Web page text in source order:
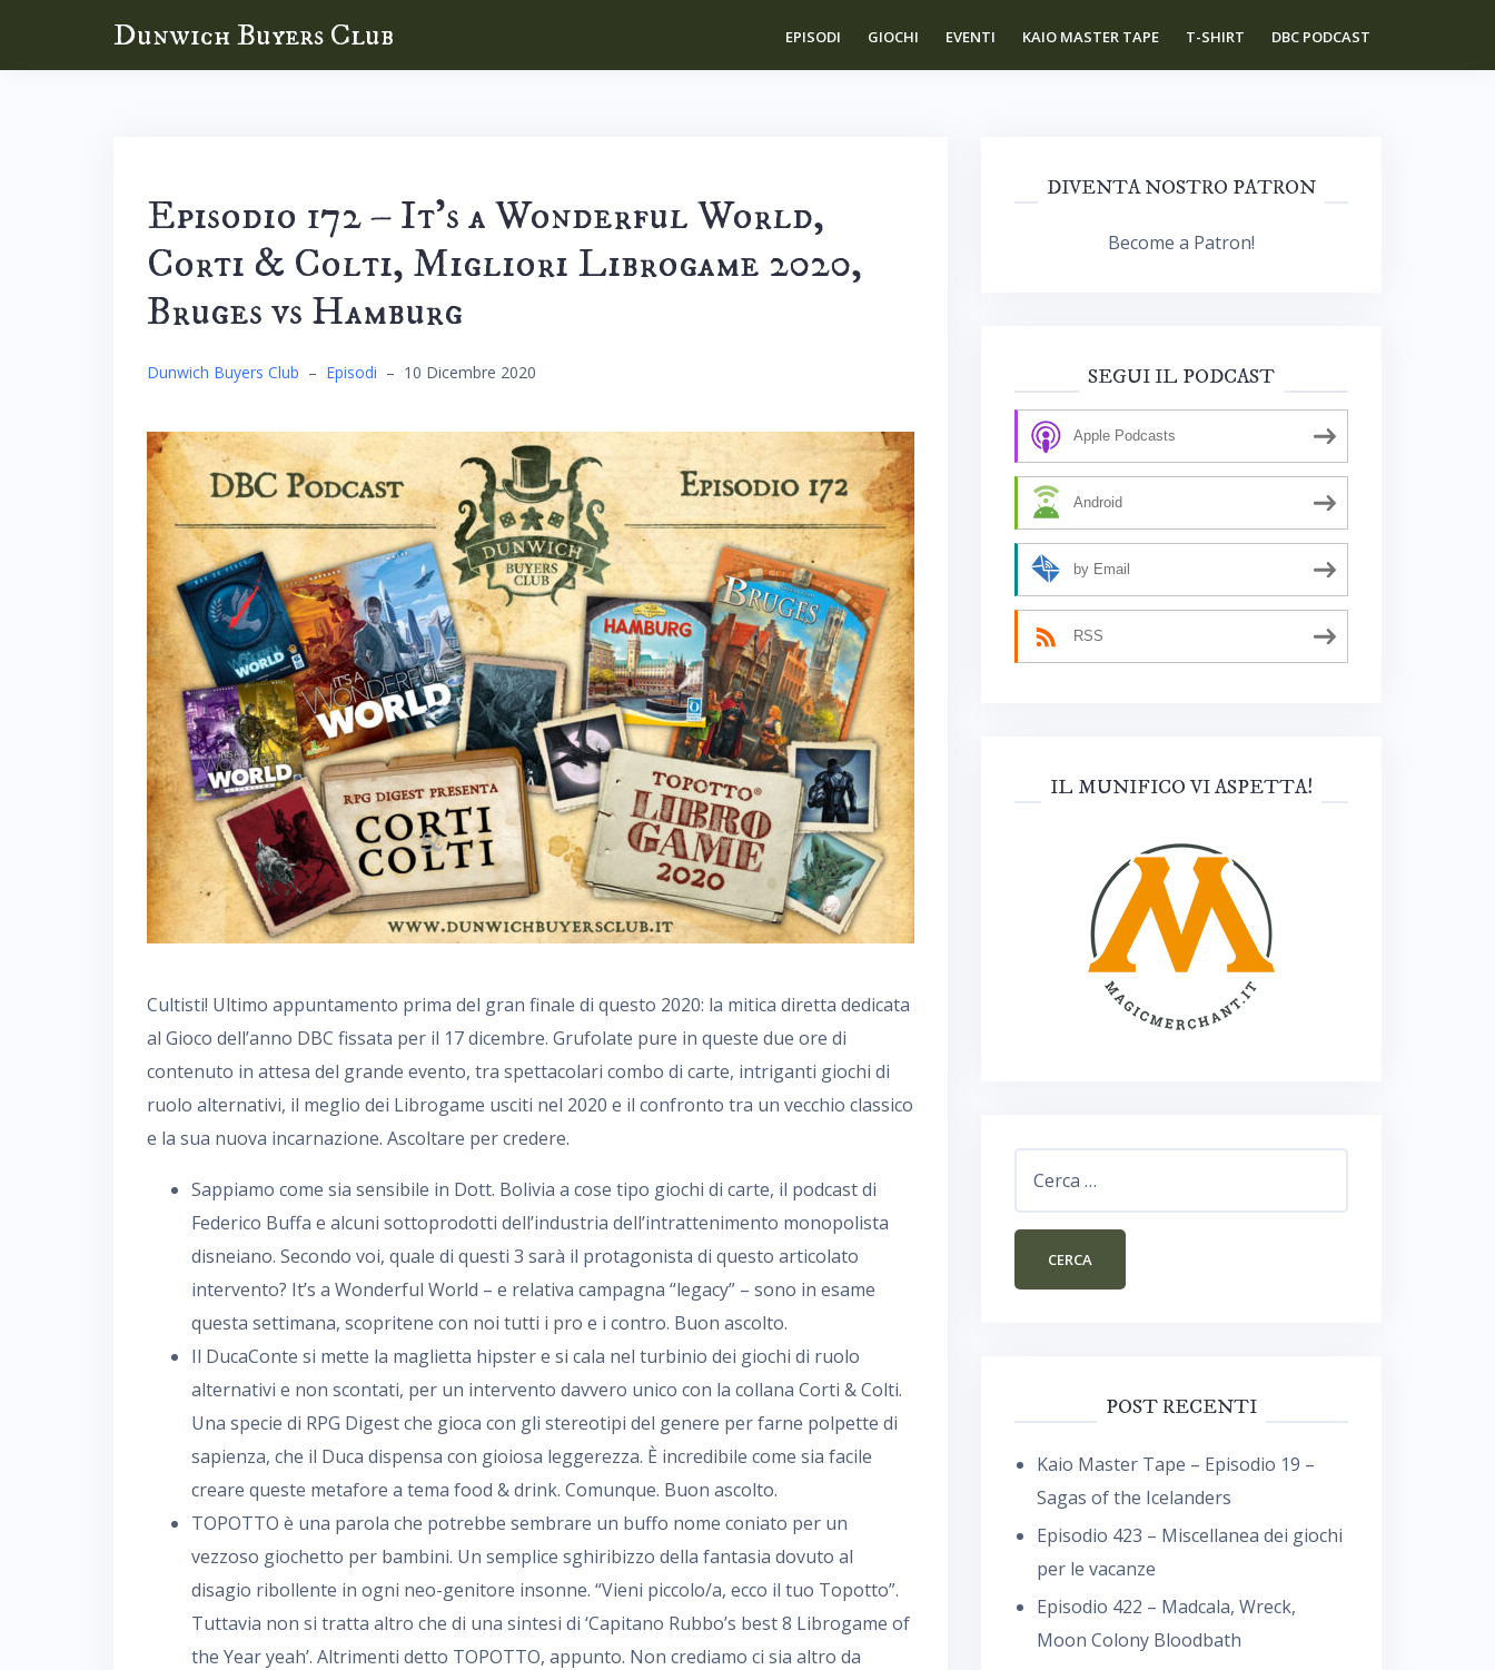
Dunwich Buyers Club EPISODI GIOCHI EVENTI KAIO MASTER TAPE T-SHIRT DBC PODCAST
Episodio 172 – It’s a Wonderful World,
Corti & Colti, Migliori Librogame 2020,
Bruges vs Hamburg
Dunwich Buyers Club – Episodi – 10 Dicembre 2020
Cultisti! Ultimo appuntamento prima del gran finale di questo 2020: la mitica diretta dedicata
al Gioco dell’anno DBC fissata per il 17 dicembre. Grufolate pure in queste due ore di
contenuto in attesa del grande evento, tra spettacolari combo di carte, intriganti giochi di
ruolo alternativi, il meglio dei Librogame usciti nel 2020 e il confronto tra un vecchio classico
e la sua nuova incarnazione. Ascoltare per credere.
Sappiamo come sia sensibile in Dott. Bolivia a cose tipo giochi di carte, il podcast di
Federico Buffa e alcuni sottoprodotti dell’industria dell’intrattenimento monopolista
disneiano. Secondo voi, quale di questi 3 sarà il protagonista di questo articolato
intervento? It’s a Wonderful World – e relativa campagna “legacy” – sono in esame
questa settimana, scopritene con noi tutti i pro e i contro. Buon ascolto.
Il DucaConte si mette la maglietta hipster e si cala nel turbinio dei giochi di ruolo
alternativi e non scontati, per un intervento davvero unico con la collana Corti & Colti.
Una specie di RPG Digest che gioca con gli stereotipi del genere per farne polpette di
sapienza, che il Duca dispensa con gioiosa leggerezza. È incredibile come sia facile
creare queste metafore a tema food & drink. Comunque. Buon ascolto.
TOPOTTO è una parola che potrebbe sembrare un buffo nome coniato per un
vezzoso giochetto per bambini. Un semplice sghiribizzo della fantasia dovuto al
disagio ribollente in ogni neo-genitore insonne. “Vieni piccolo/a, ecco il tuo Topotto”.
Tuttavia non si tratta altro che di una sintesi di ‘Capitano Rubbo’s best 8 Librogame of
the Year yeah’. Altrimenti detto TOPOTTO, appunto. Non crediamo ci sia altro da
DIVENTA NOSTRO PATRON
Become a Patron!
SEGUI IL PODCAST
Apple Podcasts
Android
by Email
RSS
IL MUNIFICO VI ASPETTA!
POST RECENTI
Kaio Master Tape – Episodio 19 –
Sagas of the Icelanders
Episodio 423 – Miscellanea dei giochi
per le vacanze
Episodio 422 – Madcala, Wreck,
Moon Colony Bloodbath